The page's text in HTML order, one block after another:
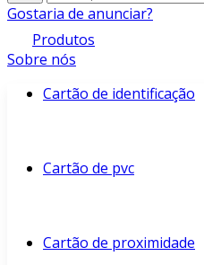
Gostaria de anunciar?
Produtos
Sobre nós
Cartão de identificação
Cartão de pvc
Cartão de proximidade